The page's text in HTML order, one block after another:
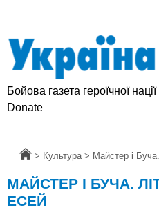
Бойова газета героїчної нації
Підтримай УМ
Головна
> Культура > Майстер і
МАЙСТЕР І БУЧА.
ЕСЕЙ